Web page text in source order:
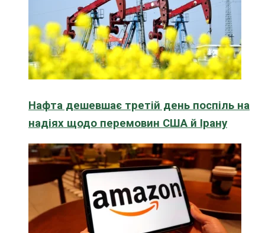
Нафта дешевшає третій день поспіль на
надіях щодо перемовин США й Ірану